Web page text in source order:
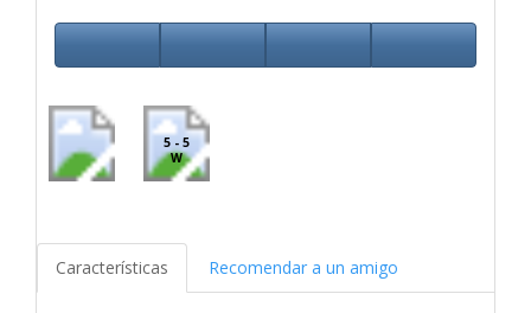
5 - 5
W
Características Recomendar a un amigo